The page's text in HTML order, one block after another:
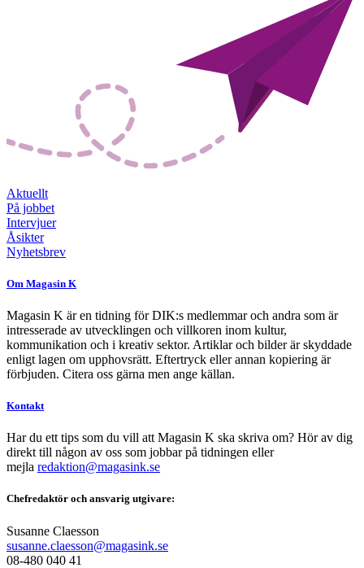
Aktuellt
På jobbet
Intervjuer
Åsikter
Nyhetsbrev
Om Magasin K
Magasin K är en tidning för DIK:s medlemmar och andra som är
intresserade av utvecklingen och villkoren inom kultur,
kommunikation och i kreativ sektor. Artiklar och bilder är skyddade
enligt lagen om upphovsrätt. Eftertryck eller annan kopiering är
förbjuden. Citera oss gärna men ange källan.
Kontakt
Har du ett tips som du vill att Magasin K ska skriva om? Hör av dig
direkt till någon av oss som jobbar på tidningen eller
mejla redaktion@magasink.se
Chefredaktör och ansvarig utgivare:
Susanne Claesson
susanne.claesson@magasink.se
08-480 040 41